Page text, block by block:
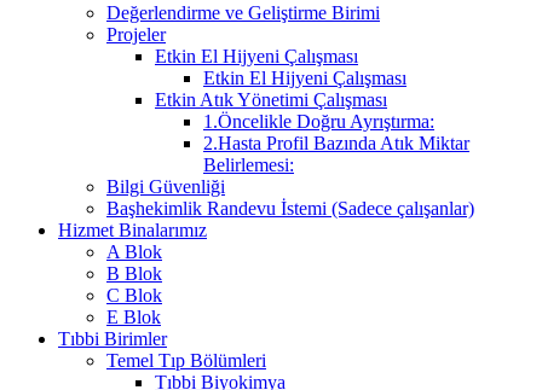
Değerlendirme ve Geliştirme Birimi
Projeler
Etkin El Hijyeni Çalışması
Etkin El Hijyeni Çalışması
Etkin Atık Yönetimi Çalışması
1.Öncelikle Doğru Ayrıştırma:
2.Hasta Profil Bazında Atık Miktar
Belirlemesi:
Bilgi Güvenliği
Başhekimlik Randevu İstemi (Sadece çalışanlar)
Hizmet Binalarımız
A Blok
B Blok
C Blok
E Blok
Tıbbi Birimler
Temel Tıp Bölümleri
Tıbbi Biyokimya